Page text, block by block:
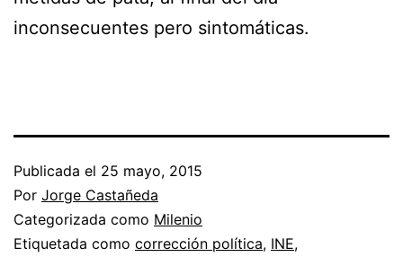
inconsecuentes pero sintomáticas.
Publicada el 25 mayo, 2015
Por Jorge Castañeda
Categorizada como Milenio
Etiquetada como corrección política, INE,